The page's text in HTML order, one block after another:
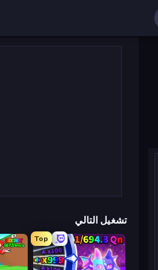
تشغيل التالي
Top